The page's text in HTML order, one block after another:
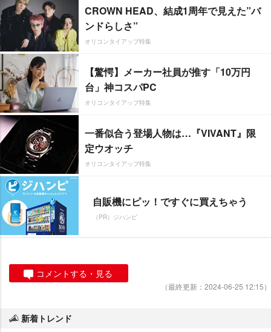
CROWN HEAD、結成1周年で見えた”バ
ンドらしさ”
オリコンタイアップ特集
【驚愕】メーカー社員が推す「10万円
台」神コスパPC
オリコンタイアップ特集
一番似合う登場人物は…『VIVANT』限
定ウオッチ
オリコンタイアップ特集
自販機にピッ！ですぐに買えちゃう
（PR）ジハンピ
コメントする・見る
（最終更新：2024-06-25 12:15）
新着トレンド